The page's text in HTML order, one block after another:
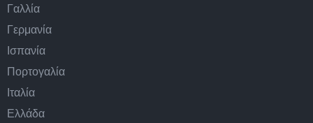
Γαλλία
Γερμανία
Ισπανία
Πορτογαλία
Ιταλία
Ελλάδα